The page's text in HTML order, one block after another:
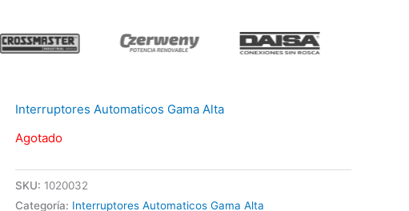
❯
Interruptores Automaticos Gama Alta
Agotado
SKU: 1020032
Categoría: Interruptores Automaticos Gama Alta